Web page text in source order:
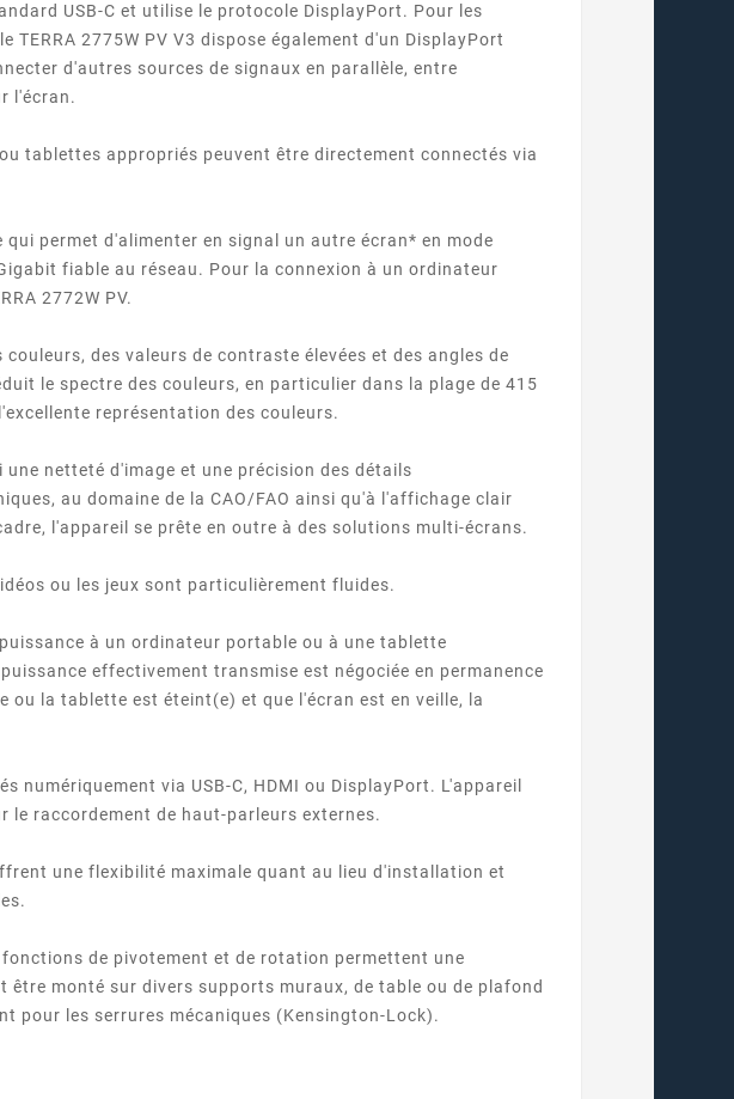
USB-C et utilise le protocole DisplayPort. Pour les
2775W PV V3 dispose également d'un DisplayPort
d'autres sources de signaux en parallèle, entre
l'écran.
tablettes appropriés peuvent être directement connectés via
permet d'alimenter en signal un autre écran* en mode
fiable au réseau. Pour la connexion à un ordinateur
2772W PV.
des valeurs de contraste élevées et des angles de
le spectre des couleurs, en particulier dans la plage de 415
représentation des couleurs.
une netteté d'image et une précision des détails
au domaine de la CAO/FAO ainsi qu'à l'affichage clair
l'appareil se prête en outre à des solutions multi-écrans.
ou les jeux sont particulièrement fluides.
à un ordinateur portable ou à une tablette
effectivement transmise est négociée en permanence
ou la tablette est éteint(e) et que l'écran est en veille, la
via USB-C, HDMI ou DisplayPort. L'appareil
le raccordement de haut-parleurs externes.
une flexibilité maximale quant au lieu d'installation et
de pivotement et de rotation permettent une
monté sur divers supports muraux, de table ou de plafond
pour les serrures mécaniques (Kensington-Lock).